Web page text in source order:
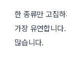
한 종류만 고집하
가장 유연합니다
많습니다.